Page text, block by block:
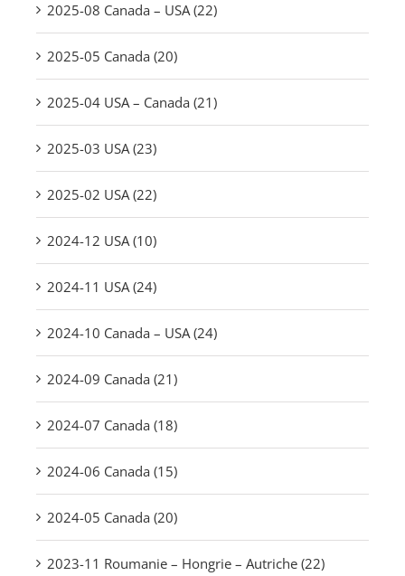
2025-08 Canada – USA (22)
2025-05 Canada (20)
2025-04 USA – Canada (21)
2025-03 USA (23)
2025-02 USA (22)
2024-12 USA (10)
2024-11 USA (24)
2024-10 Canada – USA (24)
2024-09 Canada (21)
2024-07 Canada (18)
2024-06 Canada (15)
2024-05 Canada (20)
2023-11 Roumanie – Hongrie – Autriche (22)